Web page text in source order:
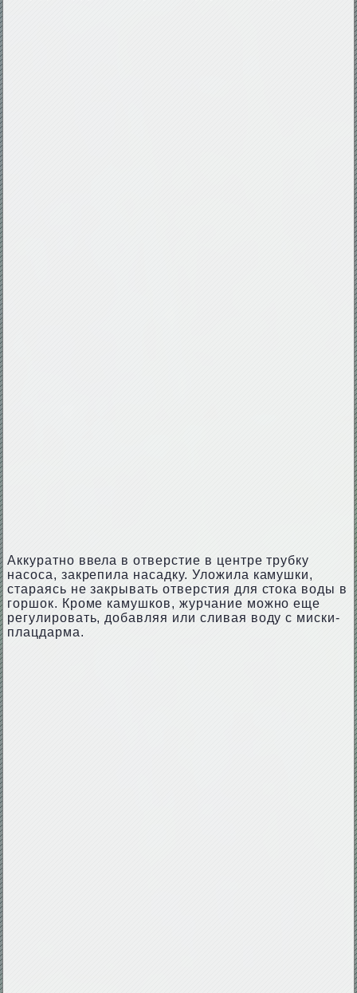
Аккуратно ввела в отверстие в центре трубку
насоса, закрепила насадку. Уложила камушки,
стараясь не закрывать отверстия для стока воды в
горшок. Кроме камушков, журчание можно еще
регулировать, добавляя или сливая воду с миски-
плацдарма.